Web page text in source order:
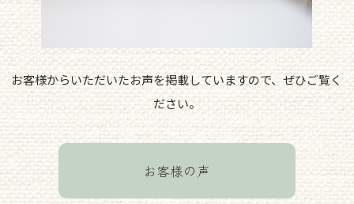
お客様からいただいたお声を掲載していますので、ぜひご覧く
ださい。
お客様の声